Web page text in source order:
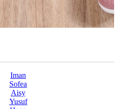
Iman
Sofea
Aisy
Yusuf